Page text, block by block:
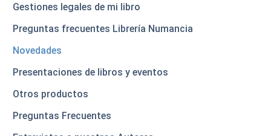
Gestiones legales de mi libro
Preguntas frecuentes Librería Numancia
Novedades
Presentaciones de libros y eventos
Otros productos
Preguntas Frecuentes